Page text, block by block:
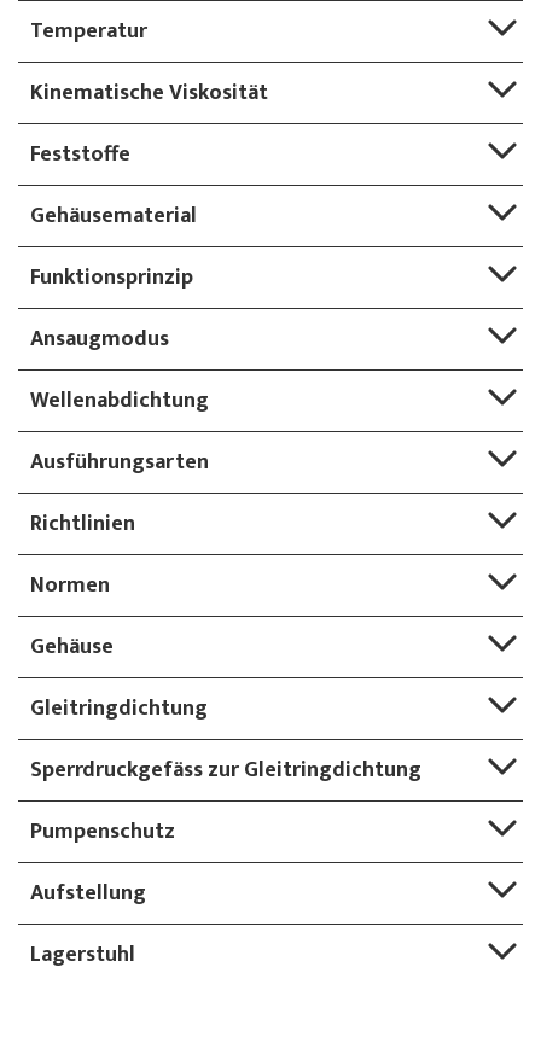
Temperatur
Kinematische Viskosität
Feststoffe
Gehäusematerial
Funktionsprinzip
Ansaugmodus
Wellenabdichtung
Ausführungsarten
Richtlinien
Normen
Gehäuse
Gleitringdichtung
Sperrdruckgefäss zur Gleitringdichtung
Pumpenschutz
Aufstellung
Lagerstuhl